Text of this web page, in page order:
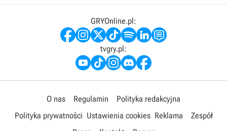
spodziewać. Grałem na PS5 i gra nie posiada większych błędów. W
sumie miałem tylko jeden. Ikonka zapisu gry nie chciała zniknąć z
ekranu i musiałem zresetować konsole aby błąd naprawić.
GRYOnline.pl:
tvgry.pl:
O nas Regulamin
Polityka redakcyjna
Polityka prywatności Ustawienia cookies Reklama
Zespół